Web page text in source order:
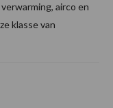
airco en
klasse van